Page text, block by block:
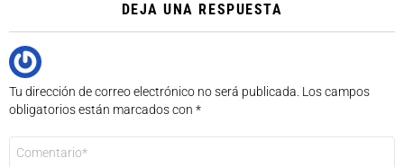
DEJA UNA RESPUESTA
Tu dirección de correo electrónico no será publicada. Los campos
obligatorios están marcados con *